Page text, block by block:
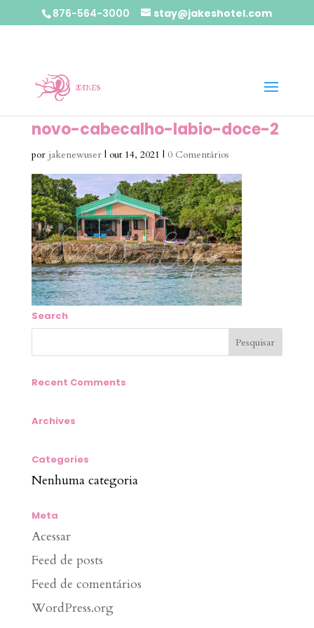
876-564-3000 stay@jakeshotel.com
novo-cabecalho-labio-doce-2
por jakenewuser| out 14, 2021 | 0 Comentários
Search
Recent Comments
Archives
Categories
Nenhuma categoria
Meta
Acessar
Feed de posts
Feed de comentários
WordPress.org